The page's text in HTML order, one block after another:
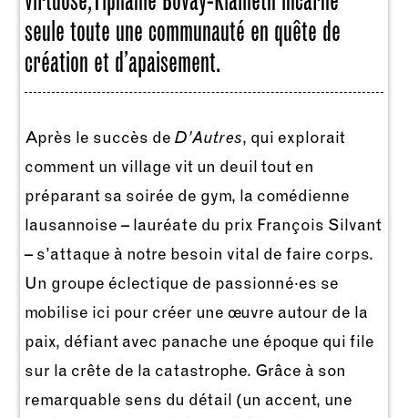
seule toute une communauté en quête de
création et d’apaisement.
Après le succès de D’Autres, qui explorait
comment un village vit un deuil tout en
préparant sa soirée de gym, la comédienne
lausannoise – lauréate du prix François Silvant
– s’attaque à notre besoin vital de faire corps.
Un groupe éclectique de passionné·es se
mobilise ici pour créer une œuvre autour de la
paix, défiant avec panache une époque qui file
sur la crête de la catastrophe. Grâce à son
remarquable sens du détail (un accent, une